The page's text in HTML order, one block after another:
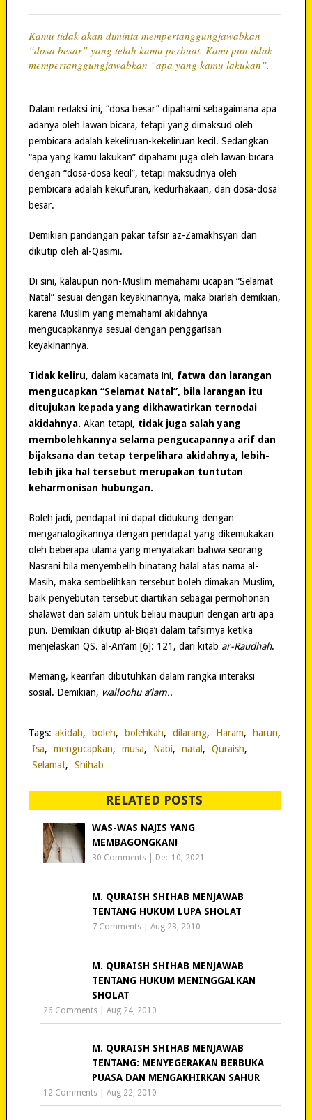
Kamu tidak akan diminta mempertanggungjawabkan
“dosa besar” yang telah kamu perbuat. Kami pun tidak
mempertanggungjawabkan “apa yang kamu lakukan”.
Dalam redaksi ini, “dosa besar” dipahami sebagaimana apa
adanya oleh lawan bicara, tetapi yang dimaksud oleh
pembicara adalah kekeliruan-kekeliruan kecil. Sedangkan
“apa yang kamu lakukan” dipahami juga oleh lawan bicara
dengan “dosa-dosa kecil”, tetapi maksudnya oleh
pembicara adalah kekufuran, kedurhakaan, dan dosa-dosa
besar.
Demikian pandangan pakar tafsir az-Zamakhsyari dan
dikutip oleh al-Qasimi.
Di sini, kalaupun non-Muslim memahami ucapan “Selamat
Natal” sesuai dengan keyakinannya, maka biarlah demikian,
karena Muslim yang memahami akidahnya
mengucapkannya sesuai dengan penggarisan
keyakinannya.
Tidak keliru, dalam kacamata ini, fatwa dan larangan
mengucapkan “Selamat Natal”, bila larangan itu
ditujukan kepada yang dikhawatirkan ternodai
akidahnya. Akan tetapi, tidak juga salah yang
membolehkannya selama pengucapannya arif dan
bijaksana dan tetap terpelihara akidahnya, lebih-
lebih jika hal tersebut merupakan tuntutan
keharmonisan hubungan.
Boleh jadi, pendapat ini dapat didukung dengan
menganalogikannya dengan pendapat yang dikemukakan
oleh beberapa ulama yang menyatakan bahwa seorang
Nasrani bila menyembelih binatang halal atas nama al-
Masih, maka sembelihkan tersebut boleh dimakan Muslim,
baik penyebutan tersebut diartikan sebagai permohonan
shalawat dan salam untuk beliau maupun dengan arti apa
pun. Demikian dikutip al-Biqa’i dalam tafsirnya ketika
menjelaskan QS. al-An’am [6]: 121, dari kitab ar-Raudhah.
Memang, kearifan dibutuhkan dalam rangka interaksi
sosial. Demikian, walloohu a’lam..
Tags: akidah, boleh, bolehkah, dilarang, Haram, harun,
Isa, mengucapkan, musa, Nabi, natal , Quraish,
Selamat, Shihab
RELATED POSTS
WAS-WAS NAJIS YANG
MEMBAGONGKAN!
30 Comments Dec 10, 2021
M. QURAISH SHIHAB MENJAWAB
TENTANG HUKUM LUPA SHOLAT
7 Comments |Aug 23, 2010
M. QURAISH SHIHAB MENJAWAB
TENTANG HUKUM MENINGGALKAN
SHOLAT
26 Comments |Aug 24, 2010
M. QURAISH SHIHAB MENJAWAB
TENTANG: MENYEGERAKAN BERBUKA
PUASA DAN MENGAKHIRKAN SAHUR
12 Comments |Aug 22, 2010